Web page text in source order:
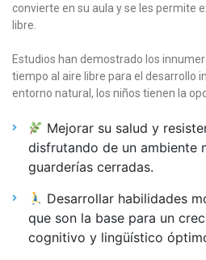
convierte en su aula y se les permite
libre.
Estudios han demostrado los
tiempo al aire libre para el desarrollo
entorno natural, los niños tienen la
Mejorar su salud y
disfrutando de un ambiente
guarderías cerradas.
Desarrollar habilidades
que son la base para un
cognitivo y lingüístico